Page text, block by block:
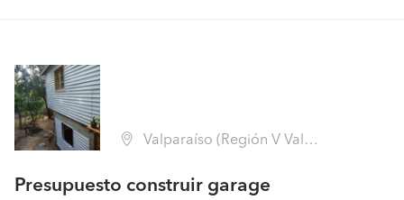
Valparaíso (Región V Valparaíso - Valparaíso)
Presupuesto construir garage